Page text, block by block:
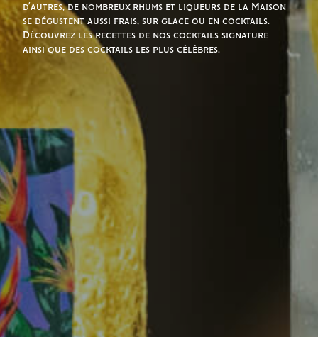
d’autres, de nombreux rhums et liqueurs de la Maison
se dégustent aussi frais, sur glace ou en cocktails.
Découvrez les recettes de nos cocktails signature
ainsi que des cocktails les plus célèbres.